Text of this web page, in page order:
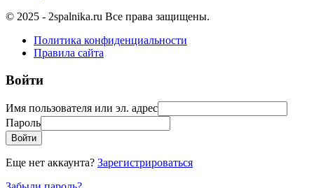
© 2025 - 2spalnika.ru Все права защищены.
Политика конфиденциальности
Правила сайта
Войти
Имя пользователя или эл. адрес
Пароль
Войти
Еще нет аккаунта? Зарегистрироваться